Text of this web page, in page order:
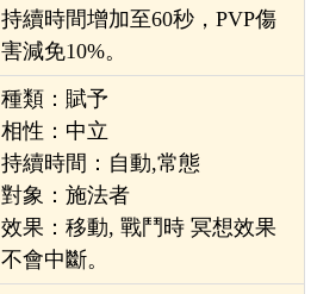
持續時間增加至60秒， PVP傷
害減免10%。
種類：賦予
相性：中立
持續時間：自動,常態
對象：施法者
效果：移動, 戰鬥時 冥想效果
不會中斷。